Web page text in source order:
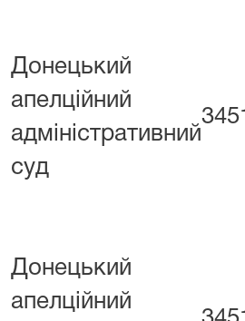
Донецький
апелційний
адміністративний
суд
Донецький
апелційний